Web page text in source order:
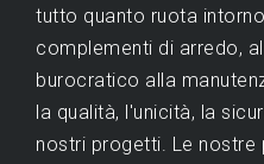
tutto quanto ruota
complementi di arredo,
burocratico alla
la qualità, l'unicità, la
nostri progetti. Le nostre